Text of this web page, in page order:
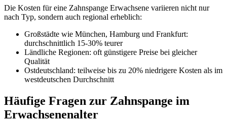
Die Kosten für eine Zahnspange Erwachsene variieren nicht nur
nach Typ, sondern auch regional erheblich:
Großstädte wie München, Hamburg und Frankfurt:
durchschnittlich 15-30% teurer
Ländliche Regionen: oft günstigere Preise bei gleicher
Qualität
Ostdeutschland: teilweise bis zu 20% niedrigere Kosten als im
westdeutschen Durchschnitt
Häufige Fragen zur Zahnspange im
Erwachsenenalter